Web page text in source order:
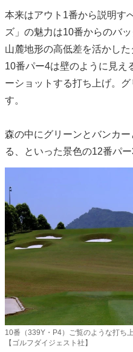
本来はアウト1番から説明す
ズ」の魅力は10番からのバ
山麓地形の高低差を活かした
10番パー4は壁のように見え
ーショットする打ち上げ。
す。
森の中にグリーンとバンカ
る、といった景色の12番パー
10番（339Y・P4）ご覧のような打ち
【ゴルフダイジェスト社】